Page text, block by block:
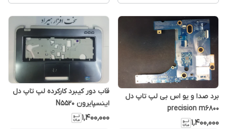
برد صدا و یو اس بی لپ تاپ دل
precision m6800
۱٬۴۰۰٬۰۰۰
قاب دور کیبرد کارکرده لپ تاپ دل
اینسپایرون N5520
۱٬۴۰۰٬۰۰۰